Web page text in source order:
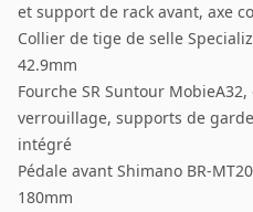
et support de rack avant, axe
Collier de tige de selle
42.9mm
Fourche SR Suntour
verrouillage, supports de
intégré
Pédale avant Shimano BR-
180mm